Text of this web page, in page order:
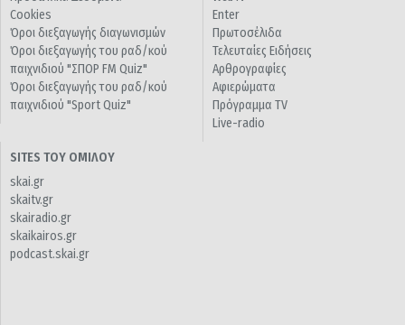
Cookies
Όροι διεξαγωγής διαγωνισμών
Όροι διεξαγωγής του ραδ/κού
παιχνιδιού "ΣΠΟΡ FM Quiz"
Όροι διεξαγωγής του ραδ/κού
παιχνιδιού "Sport Quiz"
Enter
Πρωτοσέλιδα
Τελευταίες Ειδήσεις
Αρθρογραφίες
Αφιερώματα
Πρόγραμμα TV
Live-radio
SITES ΤΟΥ ΟΜΙΛΟΥ
skai.gr
skaitv.gr
skairadio.gr
skaikairos.gr
podcast.skai.gr